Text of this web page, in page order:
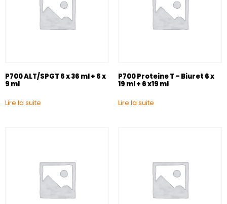
P700 ALT/SPGT 6 x 36 ml + 6 x
9 ml
Lire la suite
P700 Proteine T – Biuret 6 x
19 ml + 6 x19 ml
Lire la suite